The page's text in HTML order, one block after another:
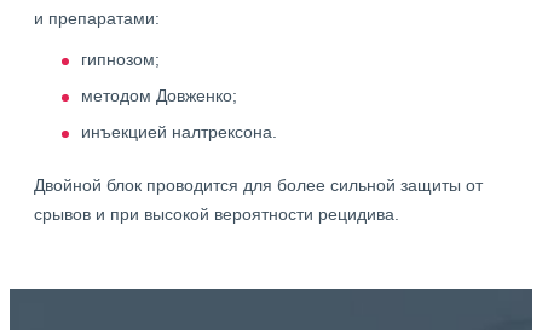
и препаратами:
гипнозом;
методом Довженко;
инъекцией налтрексона.
Двойной блок проводится для более сильной защиты от
срывов и при высокой вероятности рецидива.